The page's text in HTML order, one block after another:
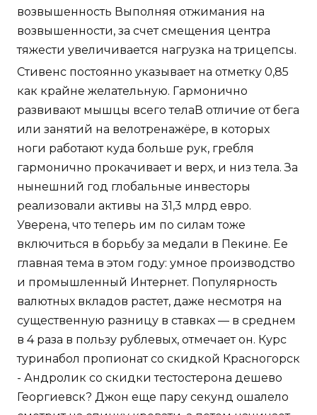
возвышенность Выполняя отжимания на
возвышенности, за счет смещения центра
тяжести увеличивается нагрузка на трицепсы.
Стивенс постоянно указывает на отметку 0,85
как крайне желательную. Гармонично
развивают мышцы всего телаВ отличие от бега
или занятий на велотренажёре, в которых
ноги работают куда больше рук, гребля
гармонично прокачивает и верх, и низ тела. За
нынешний год глобальные инвесторы
реализовали активы на 31,3 млрд евро.
Уверена, что теперь им по силам тоже
включиться в борьбу за медали в Пекине. Ее
главная тема в этом году: умное производство
и промышленный Интернет. Популярность
валютных вкладов растет, даже несмотря на
существенную разницу в ставках — в среднем
в 4 раза в пользу рублевых, отмечает он. Курс
туринабол пропионат со скидкой Красногорск
- Андролик со скидки тестостерона дешево
Георгиевск? Джон еще пару секунд ошалело